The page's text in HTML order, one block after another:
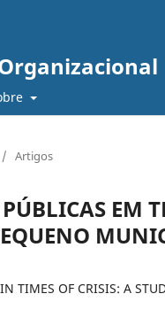
/ Artigos
EM
TIMES OF CRISIS: A